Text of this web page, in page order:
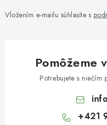
Vložením e-mailu súhlasíte s
Pomôžeme
Potrebujete s niečím
info
+421